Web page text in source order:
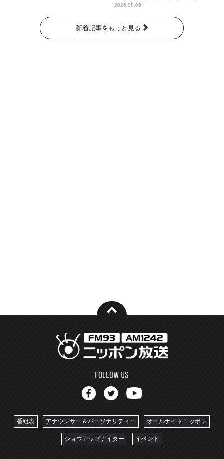
では成長して」
2026.08.06
新着記事をもっと見る
番組表 アナウンサー＆パーソナリティー オールナイトニッポン
ショウアップナイター イベント